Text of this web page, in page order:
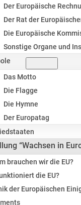
Der Europäische
Der Rat der
Die Europäische
Sonstige Organe und
Das Motto
Die Flagge
Die Hymne
Der Europatag
“Wachsen in
brauchen wir die EU?
die EU?
der Europäischen